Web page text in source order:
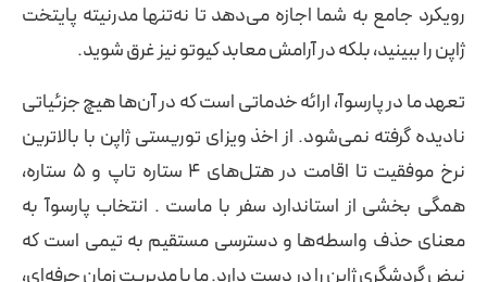
رویکرد جامع به شما اجازه می‌دهد تا نه‌تنها مدرنیته پایتخت
ژاپن را ببینید، بلکه در آرامش معابد کیوتو نیز غرق شوید.
تعهد ما در پارسوآ، ارائه خدماتی است که در آن‌ها هیچ جزئیاتی
نادیده گرفته نمی‌شود. از اخذ ویزای توریستی ژاپن با بالاترین
نرخ موفقیت تا اقامت در هتل‌های ۴ ستاره تاپ و ۵ ستاره،
همگی بخشی از استاندارد سفر با ماست . انتخاب پارسوآ به
معنای حذف واسطه‌ها و دسترسی مستقیم به تیمی است که
نبض گردشگری ژاپن را در دست دارد. ما با مدیریت زمان حرفه‌ای،